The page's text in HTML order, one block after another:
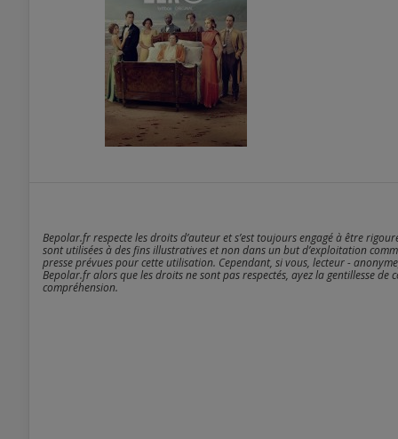
Bepolar.fr respecte les droits d’auteur et s’est toujours engagé à être
sont utilisées à des fins illustratives et non dans un but d’exploitation
presse prévues pour cette utilisation. Cependant, si vous, lecteur -
Bepolar.fr alors que les droits ne sont pas respectés, ayez la gentillesse de
compréhension.